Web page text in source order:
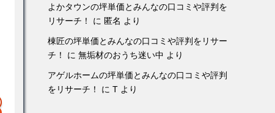
よかタウンの坪単価とみんなの口コミや評判を
リサーチ！
に 匿名 より
棟匠の坪単価とみんなの口コミや評判をリサー
チ！
に 無垢材のおうち迷い中 より
アゲルホームの坪単価とみんなの口コミや評判
をリサーチ！
に T より